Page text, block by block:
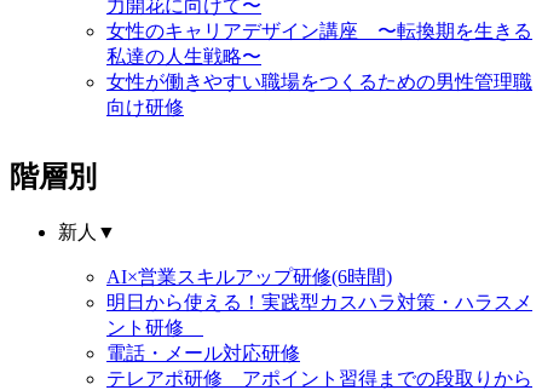
力開花に向けて〜
女性のキャリアデザイン講座 〜転換期を生きる
私達の人生戦略〜
女性が働きやすい職場をつくるための男性管理職
向け研修
階層別
新人 ▼
AI×営業スキルアップ研修(6時間)
明日から使える！実践型カスハラ対策・ハラスメ
ント研修
電話・メール対応研修
テレアポ研修 アポイント習得までの段取りから